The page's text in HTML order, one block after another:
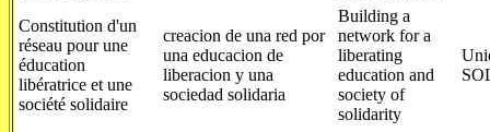
Constitution d'un
réseau pour une
éducation
libératrice et une
société solidaire
creacion de una red por
una educacion de
liberacion y una
sociedad solidaria
Building a
network for a
liberating
education and
society of
solidarity